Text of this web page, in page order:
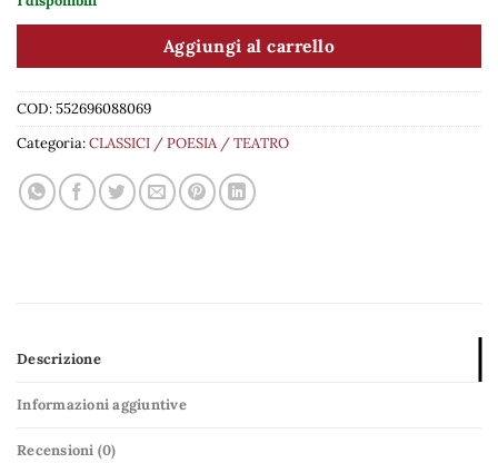
Aggiungi al carrello
COD:552696088069
Categoria:CLASSICI / POESIA / TEATRO
Descrizione
Informazioni aggiuntive
Recensioni (0)